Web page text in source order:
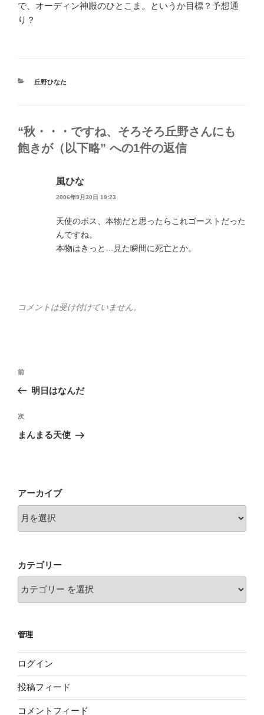
で、オーディン神殿のひとこま。というか目標？予想通
り？
カ
丘野ひなた
“秋・・・ですね、そろそろ丘野さんにも
飽きが（以下略” への1件の返信
風ひな
2006年9月30日 19:23
天使のボス、本物だと思ったらこれゴーストだった
んですね。
本物はきっと…見た瞬間に死亡とか。
コメントは受け付けていません。
投
ナ
ビ
ゲ
ン
前
の
稿
前
明日はなんだ
次
の
次
まんまる天使
アーカイブ
カテゴリー
管理
ログイン
投稿フィード
コメントフィード